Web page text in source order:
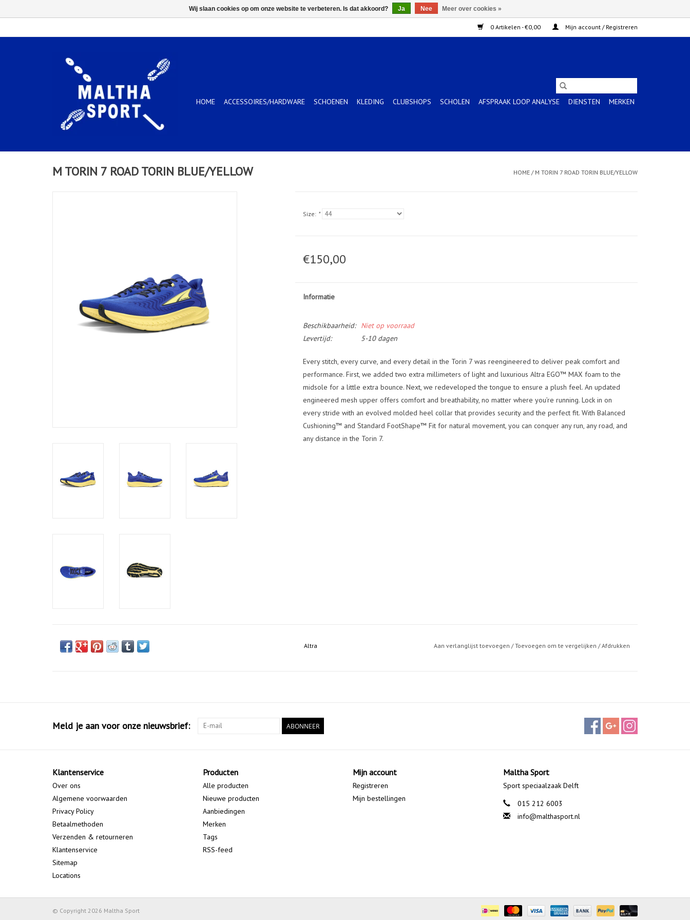
0 Artikelen - €0,00 Mijn account / Registreren
HOME ACCESSOIRES/HARDWARE SCHOENEN KLEDING CLUBSHOPS SCHOLEN AFSPRAAK LOOP ANALYSE DIENSTEN MERKEN
M TORIN 7 ROAD TORIN BLUE/YELLOW HOME / M TORIN 7 ROAD TORIN BLUE/YELLOW
Size: *
€150,00
Informatie
Beschikbaarheid:
Niet op voorraad
Levertijd:
5-10 dagen
Every stitch, every curve, and every detail in the Torin 7 was reengineered to deliver peak comfort and
performance. First, we added two extra millimeters of light and luxurious Altra EGO™ MAX foam to the
midsole for a little extra bounce. Next, we redeveloped the tongue to ensure a plush feel. An updated
engineered mesh upper offers comfort and breathability, no matter where you’re running. Lock in on
every stride with an evolved molded heel collar that provides security and the perfect fit. With Balanced
Cushioning™ and Standard FootShape™ Fit for natural movement, you can conquer any run, any road, and
any distance in the Torin 7.
Altra Aan verlanglijst toevoegen /Toevoegen om te vergelijken /Afdrukken
Meld je aan voor onze nieuwsbrief: ABONNEER
Klantenservice
Over ons
Algemene voorwaarden
Privacy Policy
Betaalmethoden
Verzenden & retourneren
Klantenservice
Sitemap
Locations
Producten
Alle producten
Nieuwe producten
Aanbiedingen
Merken
Tags
RSS-feed
Mijn account
Registreren
Mijn bestellingen
Maltha Sport
Sport speciaalzaak Delft
015 212 6003
info@malthasport.nl
© Copyright 2026 Maltha Sport
Wij slaan cookies op om onze website te verbeteren. Is dat akkoord? Ja Nee Meer over cookies »